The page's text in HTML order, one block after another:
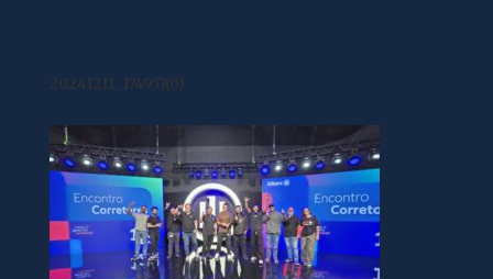
20241211_174957(0)